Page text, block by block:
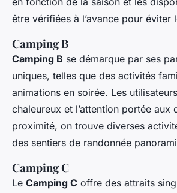
être vérifiées à l’avance pour éviter
Camping B
Camping B se démarque par ses
uniques, telles que des activités
animations en soirée. Les
chaleureux et l’attention portée aux
proximité, on trouve diverses
des sentiers de randonnée
Camping C
Le Camping C offre des attraits